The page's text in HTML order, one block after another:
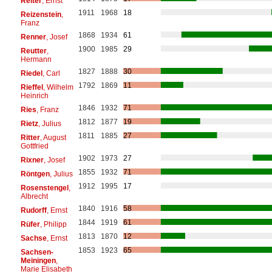
Reizenstein,
Franz
1911 1968 18
Renner, Josef 1868 1934
61
Reutter,
Hermann
1900 1985 29
Riedel, Carl 1827 1888
30
Rieffel, Wilhelm
Heinrich
1792 1869 11
Ries , Franz 1846 1932
71
Rietz, Julius 1812 1877
19
Ritter, August
Gottfried
1811 1885 27
Rixner, Josef 1902 1973
27
Röntgen, Julius 1855 1932
71
Rosenstengel,
Albrecht
1912 1995 17
Rudorff, Ernst 1840 1916
58
Rüfer, Philipp 1844 1919
61
Sachse, Ernst 1813 1870
12
Sachsen-
Meiningen,
Marie Elisabeth
1853 1923 65